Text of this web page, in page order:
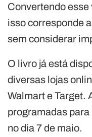
Convertendo
isso corresponde
sem considerar
O livro já está
diversas lojas
Walmart e Target.
programadas
no dia 7 de maio.